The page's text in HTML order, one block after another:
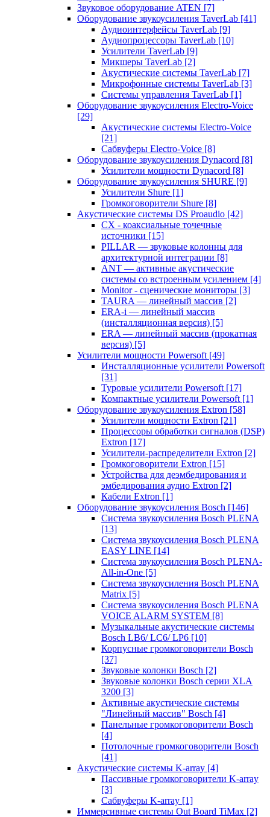
Звуковое оборудование ATEN [7]
Оборудование звукоусиления TaverLab [41]
Аудиоинтерфейсы TaverLab [9]
Аудиопроцессоры TaverLab [10]
Усилители TaverLab [9]
Микшеры TaverLab [2]
Акустические системы TaverLab [7]
Микрофонные системы TaverLab [3]
Системы управления TaverLab [1]
Оборудование звукоусиления Electro-Voice
[29]
Акустические системы Electro-Voice
[21]
Сабвуферы Electro-Voice [8]
Оборудование звукоусиления Dynacord [8]
Усилители мощности Dynacord [8]
Оборудование звукоусиления SHURE [9]
Усилители Shure [1]
Громкоговорители Shure [8]
Акустические системы DS Proaudio [42]
CX - коаксиальные точечные
источники [15]
PILLAR — звуковые колонны для
архитектурной интеграции [8]
ANT — активные акустические
системы со встроенным усилением [4]
Monitor - сценические мониторы [3]
TAURA — линейный массив [2]
ERA-i — линейный массив
(инсталляционная версия) [5]
ERA — линейный массив (прокатная
версия) [5]
Усилители мощности Powersoft [49]
Инсталляционные усилители Powersoft
[31]
Туровые усилители Powersoft [17]
Компактные усилители Powersoft [1]
Оборудование звукоусиления Extron [58]
Усилители мощности Extron [21]
Процессоры обработки сигналов (DSP)
Extron [17]
Усилители-распределители Extron [2]
Громкоговорители Extron [15]
Устройства для деэмбедирования и
эмбедирования аудио Extron [2]
Кабели Extron [1]
Оборудование звукоусиления Bosch [146]
Система звукоусиления Bosch PLENA
[13]
Система звукоусиления Bosch PLENA
EASY LINE [14]
Система звукоусиления Bosch PLENA-
All-in-One [5]
Система звукоусиления Bosch PLENA
Matrix [5]
Система звукоусиления Bosch PLENA
VOICE ALARM SYSTEM [8]
Музыкальные акустические системы
Bosch LB6/ LC6/ LP6 [10]
Корпусные громкоговорители Bosch
[37]
Звуковые колонки Bosch [2]
Звуковые колонки Bosch серии XLA
3200 [3]
Активные акустические системы
"Линейный массив" Bosch [4]
Панельные громкоговорители Bosch
[4]
Потолочные громкоговорители Bosch
[41]
Акустические системы K-array [4]
Пассивные громкоговорители K-array
[3]
Сабвуферы K-array [1]
Иммерсивные системы Out Board TiMax [2]